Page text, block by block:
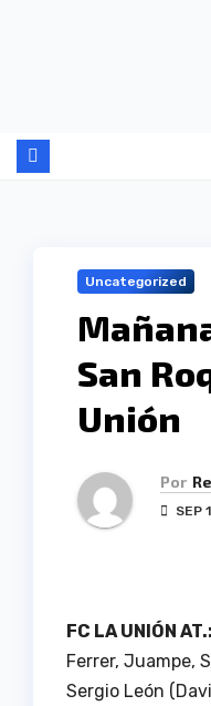
Uncategorized
San
Unión
Por
SEP
FC LA UNIÓN AT.:
Ferrer, Juampe,
Sergio León